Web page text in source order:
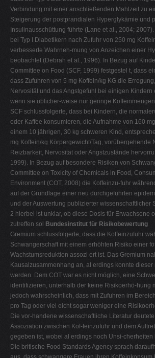
Verbindung mit einer anschließenden Mahlzeit zu
Steigerung der postprandialen Hyperglykämie und
Insulinausschüttung führte (Lane et al., 2004;
bei Typ I Diabetikern nach Zufuhr von 250 mg
verbesserte Wahrneh-mung von Anzeichen einer
beobachtet (Debrah et al., 1996). In Bezug auf
Committee on Food (SCF, 1999) festgestel t, dass
dass Zufuhren von 5 mg Koffein/kg KG die
Nervosität und das Angstgefühl bei einigen
wenn sie üblicher-weise nur geringe
SCF schlussfolgerte, dass bei Kindern, die
oder Kaffee konsumieren, die Aufnahme von 160
einem 10 jährigen, 30 kg schweren Kind,
mg Koffein/kg Körpergewicht/Tag, vorübergehende
Reizbarkeit, Nervosität oder Angstzustände
1999). In Bezug auf besondere Risiken von
Committee on Toxicity of Chemicals in Food,
Environment (COT, 2008) die Koffeinzu-fuhr
auf der Grundlage einer neu durchgeführten
und der Auswertung publizierter wissenschaftlicher
2 hierbei ist unklar, ob diese Dosis für Erwachsene
zutreffen sol
Bundesinstitut für Risikobewertung
Gremium schlussfolgerte, dass die Koffeinzufuhr
Schwangerschaft mit einem erhöhten Risiko einer
Wachstumsreduktion assozi ert ist. Das Gremium
Kausalzusammenhang an, al erdings konnte
werden. Dem COT war es nicht möglich, eine
identifizieren, unterhalb der keine Risikoerhö-hung
jedoch wahrscheinlich, dass mit Zufuhren im
pro Tag oder viel eicht sogar weniger eine
Die vor-handene wissenschaftliche Literatur
Assoziation zwischen Kof-feinzufuhr und dem
gegeben ist, wobei al erdings noch Unsi-cherheiten
Die britische Food Standards Agency sprach